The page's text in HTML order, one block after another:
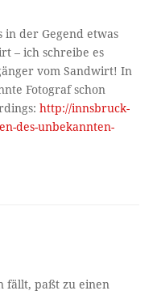
in der Gegend etwas
– ich schreibe es
vom Sandwirt! In
Fotograf schon
http://innsbruck-
des-unbekannten-
fällt, paßt zu einen